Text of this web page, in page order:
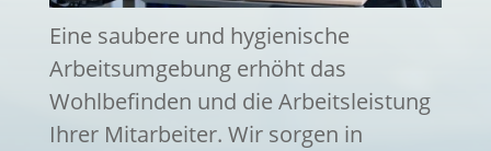
Eine saubere und hygienische
Arbeitsumgebung erhöht das
Wohlbefinden und die Arbeitsleistung
Ihrer Mitarbeiter. Wir sorgen in